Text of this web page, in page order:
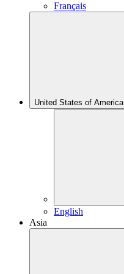
Français
United States of America
English
Asia